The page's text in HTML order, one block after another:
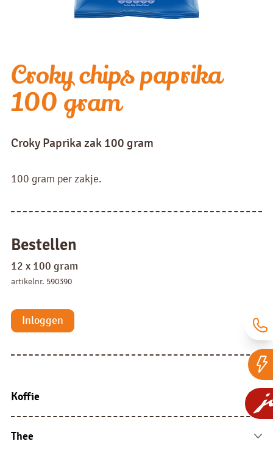
Koffie
Koffie bonen
Fresh brew
Thee
Theezakjes
Croky chips paprika
100 gram
Croky Paprika zak 100 gram
100 gram per zakje.
Bestellen
12 x 100 gram
artikelnr. 590390
Inloggen